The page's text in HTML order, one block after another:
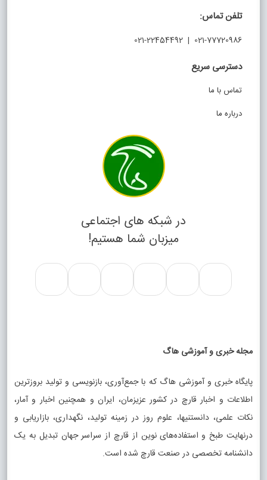
تلفن تماس:
021-77720986 | 021-22454492
دسترسی سریع
تماس با ما
درباره ما
در شبکه های اجتماعی
میزبان شما هستیم!
مجله خبری و آموزشی هاگ
پایگاه خبری و آموزشی هاگ که با جمع‌آوری، بازنویسی و تولید بروزترین
اطلاعات و اخبار قارچ در کشور عزیزمان، ایران و همچنین اخبار و آمار،
نکات علمی، دانستنیها، علوم روز در زمینه تولید، نگهداری، بازاریابی و
درنهایت طبخ و استفاده‌های نوین از قارچ از سراسر جهان تبدیل به یک
دانشنامه تخصصی در صنعت قارچ شده است.